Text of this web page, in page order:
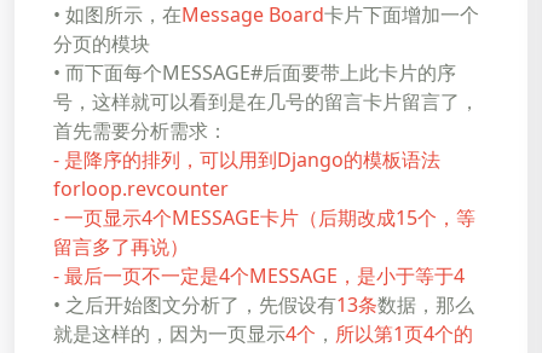
• 如图所示，在Message Board卡片下面增加一个
分页的模块
• 而下面每个MESSAGE#后面要带上此卡片的序
号，这样就可以看到是在几号的留言卡片留言了，
首先需要分析需求：
- 是降序的排列，可以用到Django的模板语法
forloop.revcounter
- 一页显示4个MESSAGE卡片（后期改成15个，等
留言多了再说）
- 最后一页不一定是4个MESSAGE，是小于等于4
• 之后开始图文分析了，先假设有13条数据，那么
就是这样的，因为一页显示4个 ， 所以第1页4个的